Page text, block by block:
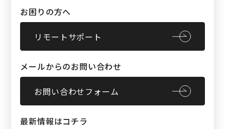
お困りの方へ
リモートサポート
メールからのお問い合わせ
お問い合わせフォーム
最新情報はコチラ